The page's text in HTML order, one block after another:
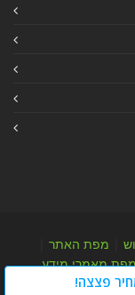
מפת האתר
מאמרי מידע
פצצה!